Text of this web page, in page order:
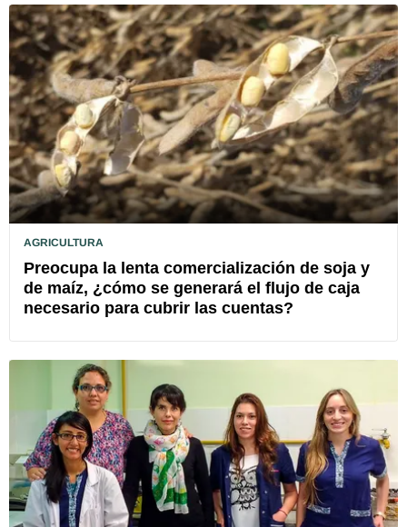
AGRICULTURA
Preocupa la lenta comercialización de soja y
de maíz, ¿cómo se generará el flujo de caja
necesario para cubrir las cuentas?